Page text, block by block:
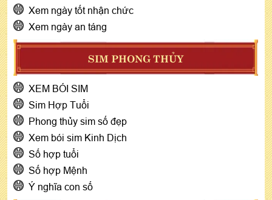
Xem ngày tốt nhận chức
Xem ngày an táng
SIM PHONG THỦY
XEM BÓI SIM
Sim Hợp Tuổi
Phong thủy sim số đẹp
Xem bói sim Kinh Dịch
Số hợp tuổi
Số hợp Mệnh
Ý nghĩa con số